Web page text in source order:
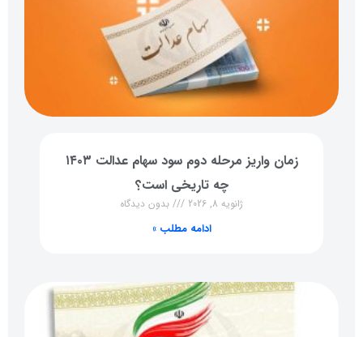
زمان واریز مرحله دوم سود سهام عدالت ۱۴۰۳
چه تاریخی است؟
ژانویه 8, 2026 بدون دیدگاه
ادامه مطلب »